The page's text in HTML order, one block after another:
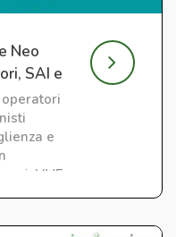
Neo
SAI e
e
LIVE